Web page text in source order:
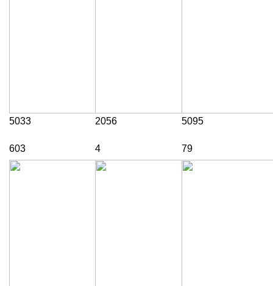
5033
603
2056
4
5095
79